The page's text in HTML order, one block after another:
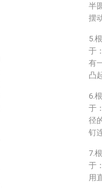
半
摆
5.
于
有
凸
6.
于
径
钉
7.
于
用